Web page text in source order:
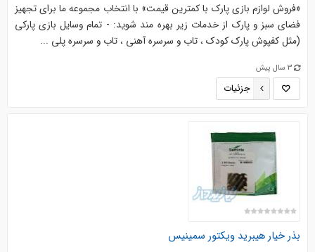
«فروش لوازم بازی پارک با کمترین قیمت» با انتخاب مجموعه ما برای تجهیز
فضای سبز و پارک از خدمات زیر بهره مند شوید: - تمام وسایل بازی پارکی
(مثل کفپوش پارک کودک ، تاب و سرسره آهنی ، تاب و سرسره پلی ...
3 سال پیش
جزئیات
بذر خیار هیبرید ویکتور سمینیس